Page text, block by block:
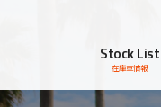
Stock List
在庫車情報